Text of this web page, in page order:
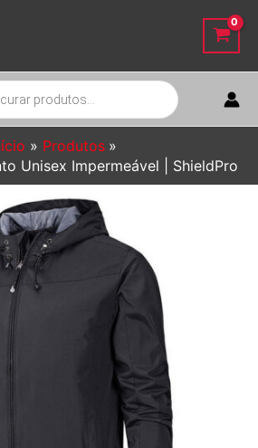
Produtos
Unisex Impermeável | ShieldPro